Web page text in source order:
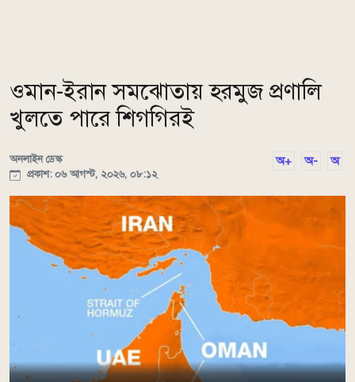
ওমান-ইরান সমঝোতায় হরমুজ প্রণালি
খুলতে পারে শিগগিরই
অনলাইন ডেস্ক
প্রকাশ: ০৬ আগস্ট, ২০২৬, ০৮:১২
অ+ অ- অ